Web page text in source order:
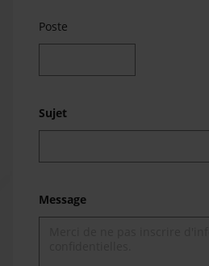
Poste
Sujet
Message